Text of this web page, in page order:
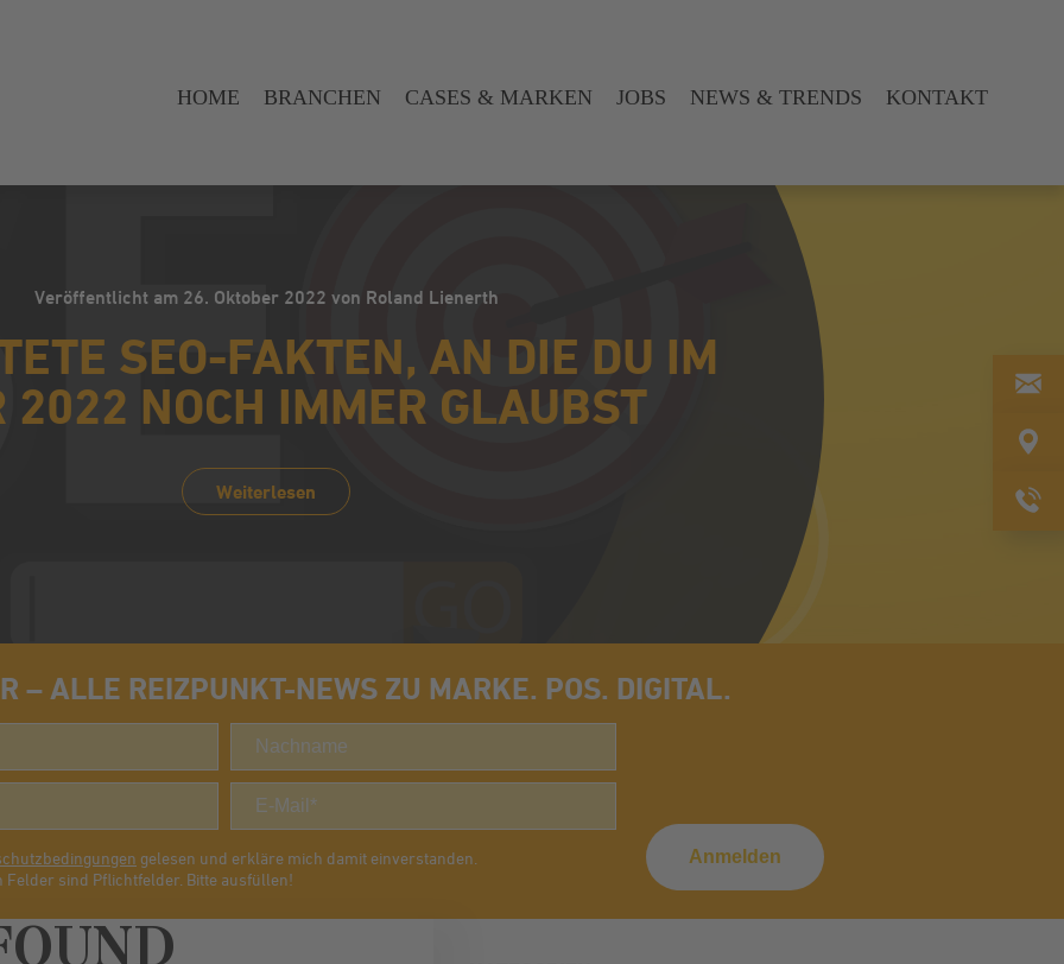
HOME BRANCHEN CASES & MARKEN JOBS NEWS & TRENDS KONTAKT
Veröffentlicht am 26. Oktober 2022 von Roland Lienerth
SEO-FAKTEN, AN DIE DU IM
2022 NOCH IMMER GLAUBST
Weiterlesen
– ALLE REIZPUNKT-NEWS ZU MARKE. POS. DIGITAL.
gelesen und erkläre mich damit einverstanden.
Felder sind Pflichtfelder. Bitte ausfüllen!